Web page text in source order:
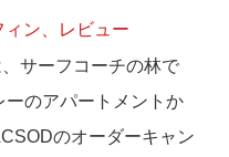
ィン、レビュー
サーフコーチの林で
ーのアパートメントか
のオーダーキャン